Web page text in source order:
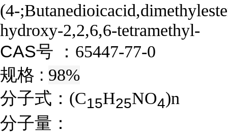
(4-
hydroxy-2,2,6,6-tetramethyl-
CAS号 ： 65447-77-0
规格 : 98%
分子式： (C15H25NO4)n
分子量：